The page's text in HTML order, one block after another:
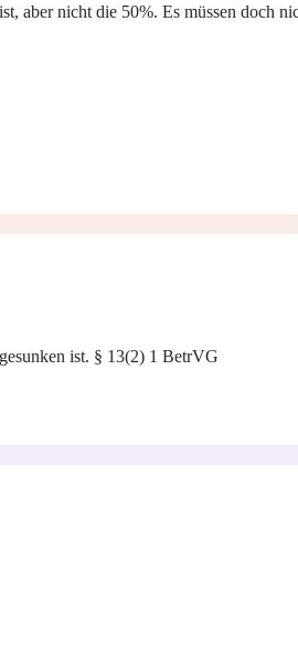
aber nicht die 50%. Es müssen doch
ist. § 13(2) 1 BetrVG